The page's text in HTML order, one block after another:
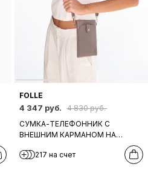
FOLLE
4 347 руб.
4 830 руб.
СУМКА-ТЕЛЕФОННИК С
ВНЕШНИМ КАРМАНОМ НА
БЕЖЕВОГО ЦВЕТА
217 на счет